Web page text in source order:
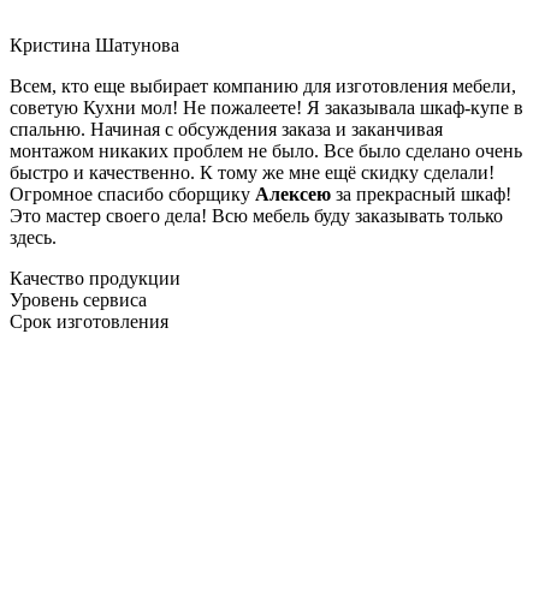
Кристина Шатунова
Всем, кто еще выбирает компанию для изготовления мебели,
советую Кухни мол! Не пожалеете! Я заказывала шкаф-купе в
спальню. Начиная с обсуждения заказа и заканчивая
монтажом никаких проблем не было. Все было сделано очень
быстро и качественно. К тому же мне ещё скидку сделали!
Огромное спасибо сборщику Алексею за прекрасный шкаф!
Это мастер своего дела! Всю мебель буду заказывать только
здесь.
Качество продукции
Уровень сервиса
Срок изготовления